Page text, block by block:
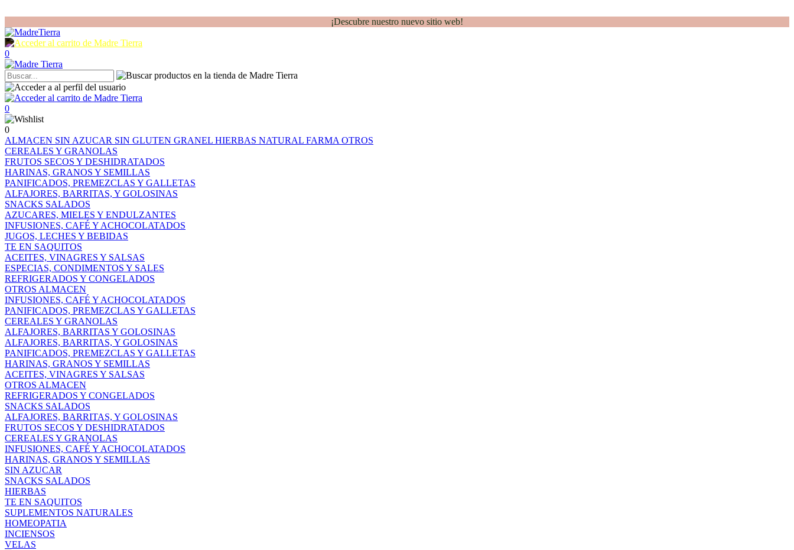
¡Descubre nuestro nuevo sitio web!
0
0
0
ALMACEN SIN AZUCAR SIN GLUTEN GRANEL HIERBAS NATURAL FARMA OTROS
CEREALES Y GRANOLAS
FRUTOS SECOS Y DESHIDRATADOS
HARINAS, GRANOS Y SEMILLAS
PANIFICADOS, PREMEZCLAS Y GALLETAS
ALFAJORES, BARRITAS, Y GOLOSINAS
SNACKS SALADOS
AZUCARES, MIELES Y ENDULZANTES
INFUSIONES, CAFÉ Y ACHOCOLATADOS
JUGOS, LECHES Y BEBIDAS
TE EN SAQUITOS
ACEITES, VINAGRES Y SALSAS
ESPECIAS, CONDIMENTOS Y SALES
REFRIGERADOS Y CONGELADOS
OTROS ALMACEN
INFUSIONES, CAFÉ Y ACHOCOLATADOS
PANIFICADOS, PREMEZCLAS Y GALLETAS
CEREALES Y GRANOLAS
ALFAJORES, BARRITAS Y GOLOSINAS
ALFAJORES, BARRITAS, Y GOLOSINAS
PANIFICADOS, PREMEZCLAS Y GALLETAS
HARINAS, GRANOS Y SEMILLAS
ACEITES, VINAGRES Y SALSAS
OTROS ALMACEN
REFRIGERADOS Y CONGELADOS
SNACKS SALADOS
ALFAJORES, BARRITAS, Y GOLOSINAS
FRUTOS SECOS Y DESHIDRATADOS
CEREALES Y GRANOLAS
INFUSIONES, CAFÉ Y ACHOCOLATADOS
HARINAS, GRANOS Y SEMILLAS
SIN AZUCAR
SNACKS SALADOS
HIERBAS
TE EN SAQUITOS
SUPLEMENTOS NATURALES
HOMEOPATIA
INCIENSOS
VELAS